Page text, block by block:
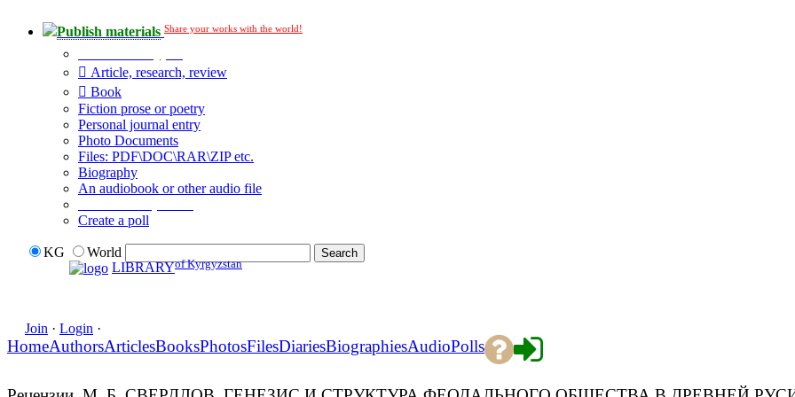
Publish materials Share your works with the world!
Article, research, review
Book
Fiction prose or poetry
Personal journal entry
Photo Documents
Files: PDF\DOC\RAR\ZIP etc.
Biography
An audiobook or other audio file
Create a poll
KG
World
LIBRARYof Kyrgyzstan
Join · Login ·
HomeAuthorsArticlesBooksPhotosFilesDiariesBiographiesAudioPolls